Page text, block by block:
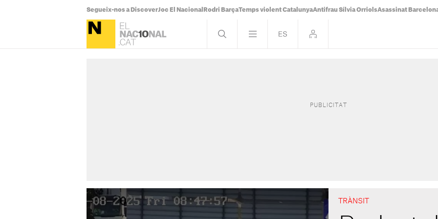
Segueix-nos a DiscoverJoc El Nacional Rodri BarçaTemps violent CatalunyaAntifrau Sílvia OrriolsAsassinat
TRÀNSIT